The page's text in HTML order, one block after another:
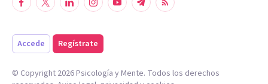
Accede Regístrate
© Copyright 2026Psicología y Mente. Todos los derechos